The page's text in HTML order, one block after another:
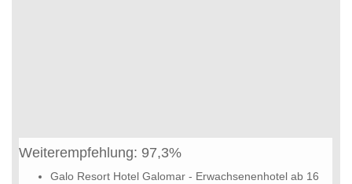
Weiterempfehlung: 97,3%
Galo Resort Hotel Galomar - Erwachsenenhotel ab 16